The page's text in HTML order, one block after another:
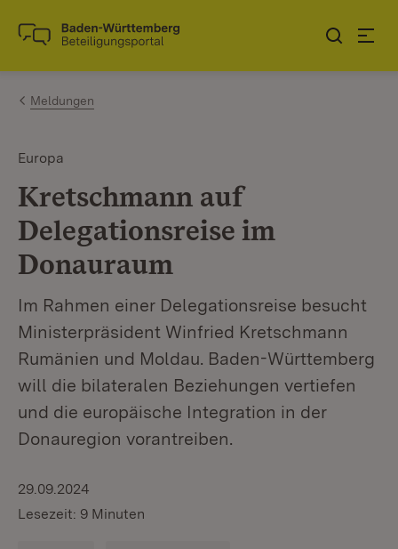
Zum Inhalt springen
Link zur Startseite
Meldungen
Europa
Kretschmann auf
Delegationsreise im
Donauraum
Im Rahmen einer Delegationsreise besucht
Ministerpräsident Winfried Kretschmann
Rumänien und Moldau. Baden-Württemberg
will die bilateralen Beziehungen vertiefen
und die europäische Integration in der
Donauregion vorantreiben.
29.09.2024
Lesezeit: 9 Minuten